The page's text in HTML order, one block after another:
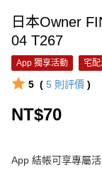
日本Owner FINE WIRE 路亞環 微拋
04 T267
App 獨享活動 宅
5 ( 5 則評價 )
NT$70
App 結帳可享專屬